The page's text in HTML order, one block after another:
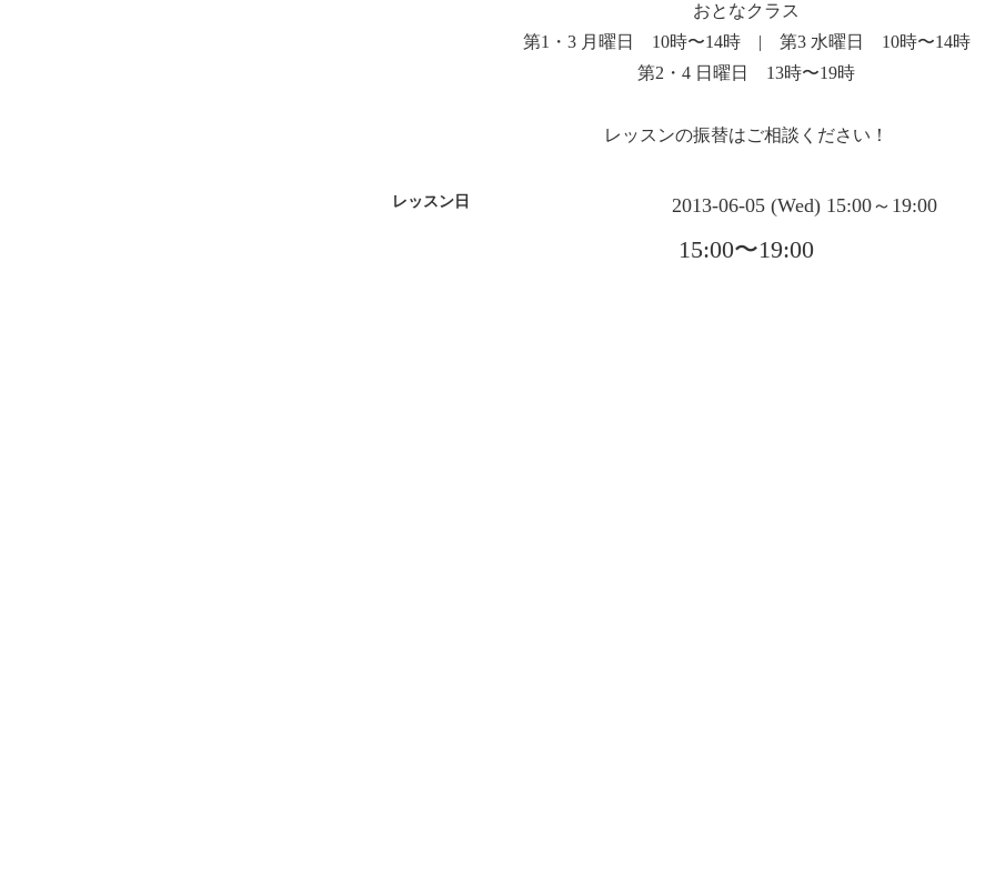
おとなクラス
第1・3 月曜日 10時〜14時 | 第3 水曜日 10時〜14時
第2・4 日曜日 13時〜19時
レッスンの振替はご相談ください！
レッスン日 2013-06-05 (Wed) 15:00～19:00
15:00〜19:00